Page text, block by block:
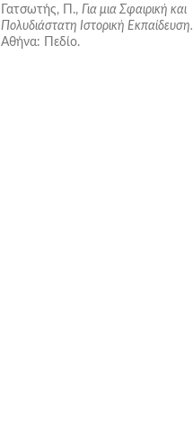
Γατσωτής, Π., Για μια Σφαιρική και
Πολυδιάστατη Ιστορική Εκπαίδευση.
Αθήνα: Πεδίο.